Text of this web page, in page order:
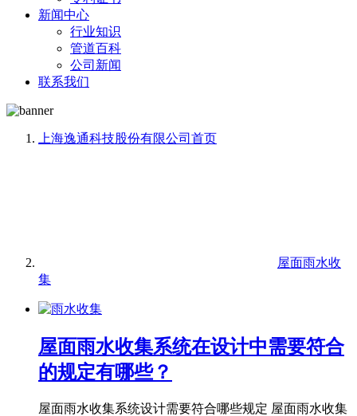
新闻中心
行业知识
管道百科
公司新闻
联系我们
上海逸通科技股份有限公司 首页
屋面雨水收
集
屋面雨水收集系统在设计中需要符合
的规定有哪些？
屋面雨水收集系统设计需要符合哪些规定 屋面雨水收集